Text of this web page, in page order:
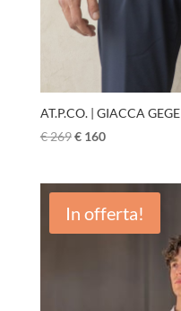
AT.P.CO. | GIACCA GEGE
€269€160
In offerta!